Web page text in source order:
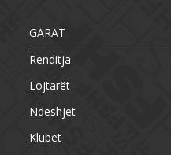
GARAT
Renditja
Lojtarët
Ndeshjet
Klubet